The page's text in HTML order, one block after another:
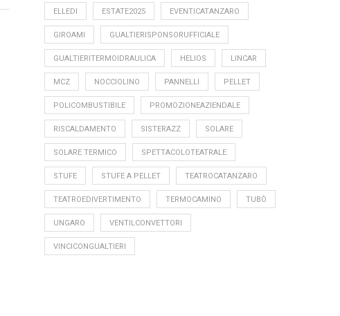
ELLEDI ESTATE2025 EVENTICATANZARO
GIROAMI GUALTIERISPONSORUFFICIALE
GUALTIERITERMOIDRAULICA HELIOS LINCAR
MCZ NOCCIOLINO PANNELLI PELLET
POLICOMBUSTIBILE PROMOZIONEAZIENDALE
RISCALDAMENTO SISTERAZZ SOLARE
SOLARE TERMICO SPETTACOLOTEATRALE
STUFE STUFE A PELLET TEATROCATANZARO
TEATROEDIVERTIMENTO TERMOCAMINO TUBÒ
UNGARO VENTILCONVETTORI
VINCICONGUALTIERI